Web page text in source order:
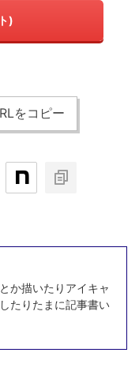
)
をコピー
か描いたりアイキャ
たりたまに記事書い